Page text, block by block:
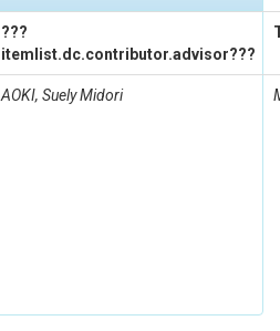
???
itemlist.dc.contributor.advisor???
AOKI, Suely Midori